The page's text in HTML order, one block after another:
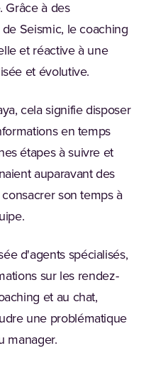
Grâce à des
de Seismic, le coaching
et réactive à une
et évolutive.
cela signifie disposer
en temps
étapes à suivre et
auparavant des
son temps à
d'agents spécialisés,
sur les rendez-
et au chat,
une problématique
manager.